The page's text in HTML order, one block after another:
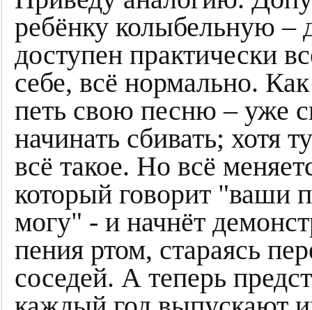
ребёнку колыбельную –
доступен практически
себе, всё нормально.
петь свою песню – уже
начинать сбивать; хотя
всё такое. Но всё
который говорит "ваши
могу" - и начнёт
пения ртом, стараясь
соседей. А теперь